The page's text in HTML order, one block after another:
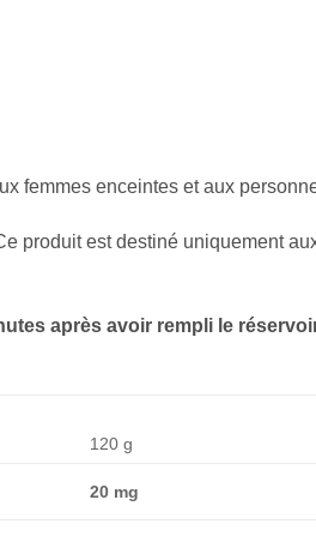
femmes enceintes et aux
produit est destiné uniquement
après avoir rempli le
120 g
20 mg